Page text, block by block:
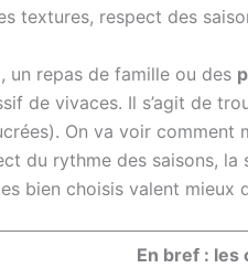
textures, respect des
un repas de famille ou des
de vivaces. Il s’agit de
On va voir comment
du rythme des saisons,
bien choisis valent mieux
En bref : les